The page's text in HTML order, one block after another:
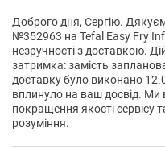
Пристрій швидко
200°C
Доброго дня, Сергію.
№352963 на Tefal Easy Fry
незручності з доставкою.
затримка: замість
доставку було виконано
вплинуло на ваш досвід. Ми
покращення якості сервісу
розуміння.